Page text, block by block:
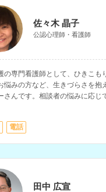
佐々木 晶子
公認心理師・看護師
の専門看護師として、ひきこも
悩みの方など、生きづらさを抱
さんです。相談者の悩みに応じ
談に乗っていただけます。看
電話
田中 広宣